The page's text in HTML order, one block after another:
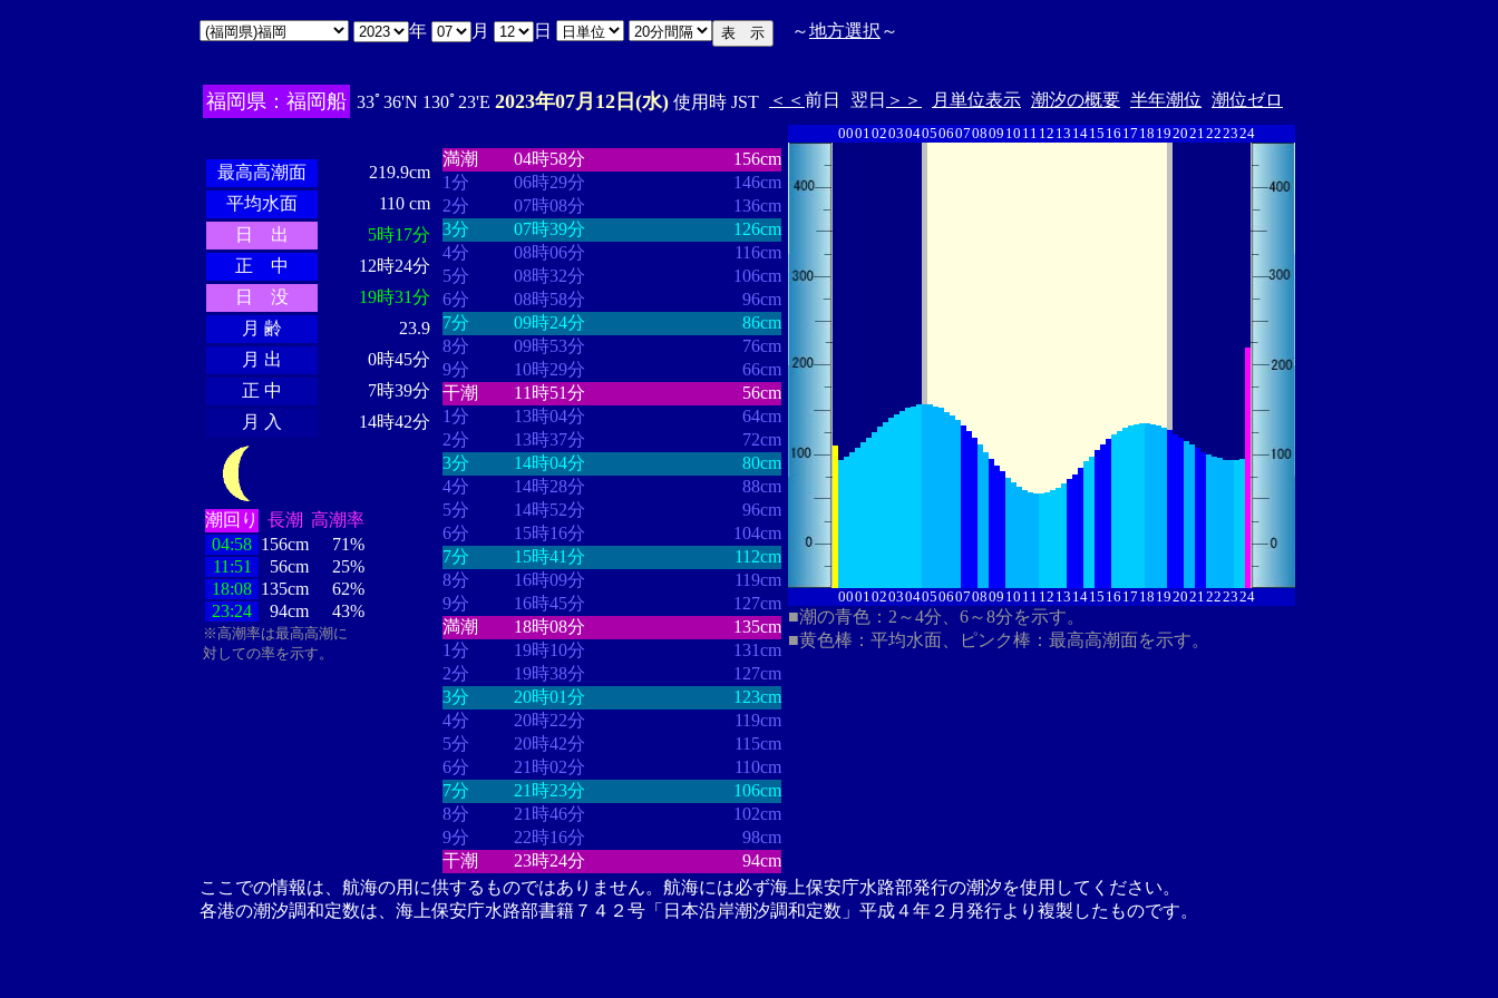
年 月 日 ～地方選択 ～
福岡県：福岡船 33ﾟ36'N 130ﾟ23'E 2023年07月12日(水) 使用時 JST ＜＜ 前日 翌日 ＞＞ 月単位表示 潮汐の概要 半年潮位 潮位ゼロ
最高高潮面
219.9cm
平均水面
110 cm
日 出
5時17分
正 中
12時24分
日 没
19時31分
月 齢
23.9
月 出
0時45分
正 中
7時39分
月 入
14時42分
潮回り 長潮 高潮率
04:58 156cm
71%
11:51
56cm
25%
18:08 135cm
62%
23:24
94cm 43%
※高潮率は最高高潮に
対しての率を示す。
満潮
04時58分
156cm
1分
06時29分
146cm
2分
07時08分
136cm
3分
07時39分
126cm
4分
08時06分
116cm
5分
08時32分
106cm
6分
08時58分
96cm
7分
09時24分
86cm
8分
09時53分
76cm
9分
10時29分
66cm
干潮
11時51分
56cm
1分
13時04分
64cm
2分
13時37分
72cm
3分
14時04分
80cm
4分
14時28分
88cm
5分
14時52分
96cm
6分
15時16分
104cm
7分
15時41分
112cm
8分
16時09分
119cm
9分
16時45分
127cm
満潮
18時08分
135cm
1分
19時10分
131cm
2分
19時38分
127cm
3分
20時01分
123cm
4分
20時22分
119cm
5分
20時42分
115cm
6分
21時02分
110cm
7分
21時23分
106cm
8分
21時46分
102cm
9分
22時16分
98cm
干潮
23時24分 94cm
00010203040506070809 10 11 12 13 1415 16 17 18 192021222324
00010203040506070809 10 11 12 13 1415 16 17 18 192021222324
■潮の青色：2～4分、6～8分を示す。
■黄色棒：平均水面、ピンク棒：最高高潮面を示す。
ここでの情報は、航海の用に供するものではありません。航海には必ず海上保安庁水路部発行の潮汐を使用してください。
各港の潮汐調和定数は、海上保安庁水路部書籍７４２号「日本沿岸潮汐調和定数」平成４年２月発行より複製したものです。